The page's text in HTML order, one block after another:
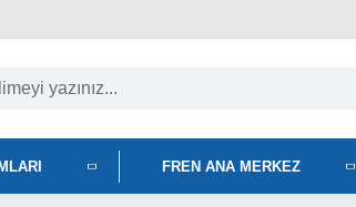
FREN ANA MERKEZ